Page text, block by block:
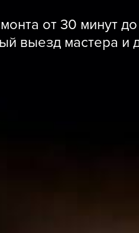
от 30 минут
выезд мастера и